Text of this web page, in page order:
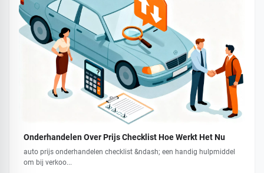
Onderhandelen Over Prijs Checklist Hoe Werkt Het Nu
auto prijs onderhandelen checklist &ndash; een handig hulpmiddel
om bij verkoo...